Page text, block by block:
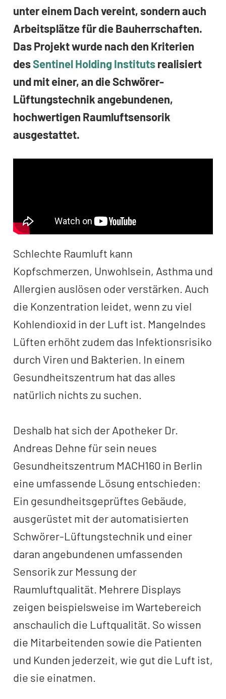
unter einem Dach vereint, sondern auch
Arbeitsplätze für die Bauherrschaften.
Das Projekt wurde nach den Kriterien
desSentinel Holding Institutsrealisiert
und mit einer, an die Schwörer-
Lüftungstechnik angebundenen,
hochwertigen Raumluftsensorik
ausgestattet.
Schlechte Raumluft kann
Kopfschmerzen, Unwohlsein, Asthma und
Allergien auslösen oder verstärken. Auch
die Konzentration leidet, wenn zu viel
Kohlendioxid in der Luft ist. Mangelndes
Lüften erhöht zudem das Infektionsrisiko
durch Viren und Bakterien. In einem
Gesundheitszentrum hat das alles
natürlich nichts zu suchen.
Deshalb hat sich der Apotheker Dr.
Andreas Dehne für sein neues
Gesundheitszentrum MACH160 in Berlin
eine umfassende Lösung entschieden:
Ein gesundheitsgeprüftes Gebäude,
ausgerüstet mit der automatisierten
Schwörer-Lüftungstechnik und einer
daran angebundenen umfassenden
Sensorik zur Messung der
Raumluftqualität. Mehrere Displays
zeigen beispielsweise im Wartebereich
anschaulich die Luftqualität. So wissen
die Mitarbeitenden sowie die Patienten
und Kunden jederzeit, wie gut die Luft ist,
die sie einatmen.